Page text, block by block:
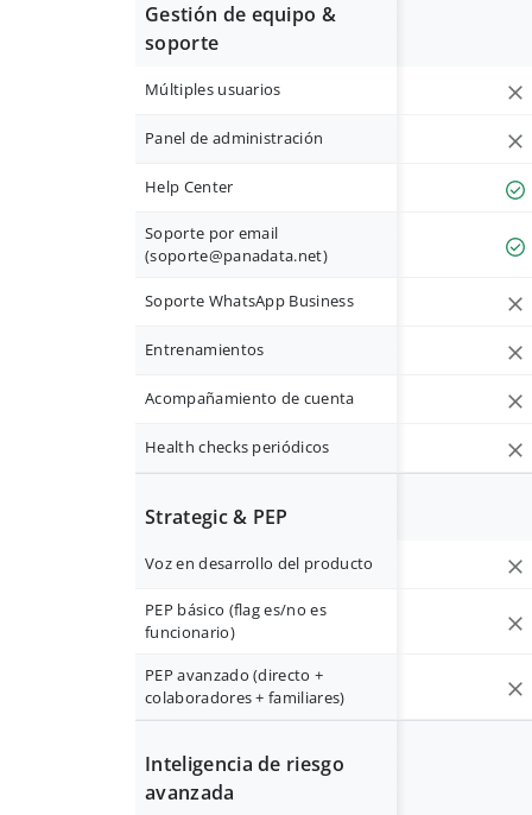
Gestión de equipo &
soporte
Múltiples usuarios
Panel de administración
Help Center
Soporte por email
(soporte@panadata.net)
Soporte WhatsApp Business
Entrenamientos
Acompañamiento de cuenta
Health checks periódicos
Strategic & PEP
Voz en desarrollo del producto
PEP básico (flag es/no es
funcionario)
PEP avanzado (directo +
colaboradores + familiares)
Inteligencia de riesgo
avanzada